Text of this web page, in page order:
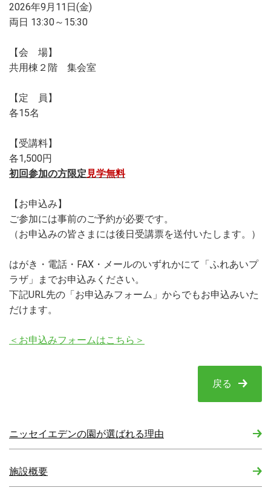
2026年9月11日(金)
両日 13:30～15:30
【会 場】
共用棟２階 集会室
【定 員】
各15名
【受講料】
各1,500円
初回参加の方限定 見学無料
【お申込み】
ご参加には事前のご予約が必要です。
（お申込みの皆さまには後日受講票を送付いたします。）
はがき・電話・FAX・メールのいずれかにて「ふれあいプ
ラザ」までお申込みください。
下記URL先の「お申込みフォーム」からでもお申込みいた
だけます。
＜お申込みフォームはこちら＞
戻る
ニッセイエデンの園が選ばれる理由
施設概要